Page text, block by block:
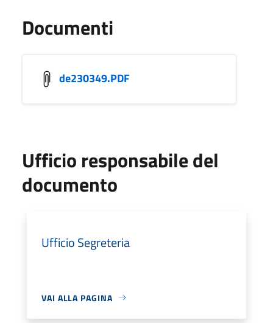
Documenti
de230349.PDF
Ufficio responsabile del
documento
Ufficio Segreteria
VAI ALLA PAGINA